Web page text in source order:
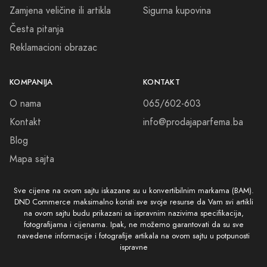
Zamjena veličine ili artikla
Česta pitanja
Reklamacioni obrazac
Sigurna kupovina
KOMPANIJA
O nama
Kontakt
Blog
Mapa sajta
KONTAKT
065/602-603
info@prodajaparfema.ba
Sve cijene na ovom sajtu iskazane su u konvertibilnim markama (BAM).
DND Commerce maksimalno koristi sve svoje resurse da Vam svi artikli
na ovom sajtu budu prikazani sa ispravnim nazivima specifikacija,
fotografijama i cijenama. Ipak, ne možemo garantovati da su sve
navedene informacije i fotografije artikala na ovom sajtu u potpunosti
ispravne